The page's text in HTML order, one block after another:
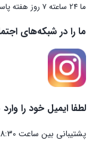
ما 24 ساعته 7 روز هفته پاسخگوی شما هستیم.
ما را در شبکه‌های
لطفا ایمیل خود را وارد
پشتیبانی بین ساعت 8:30 الی 16